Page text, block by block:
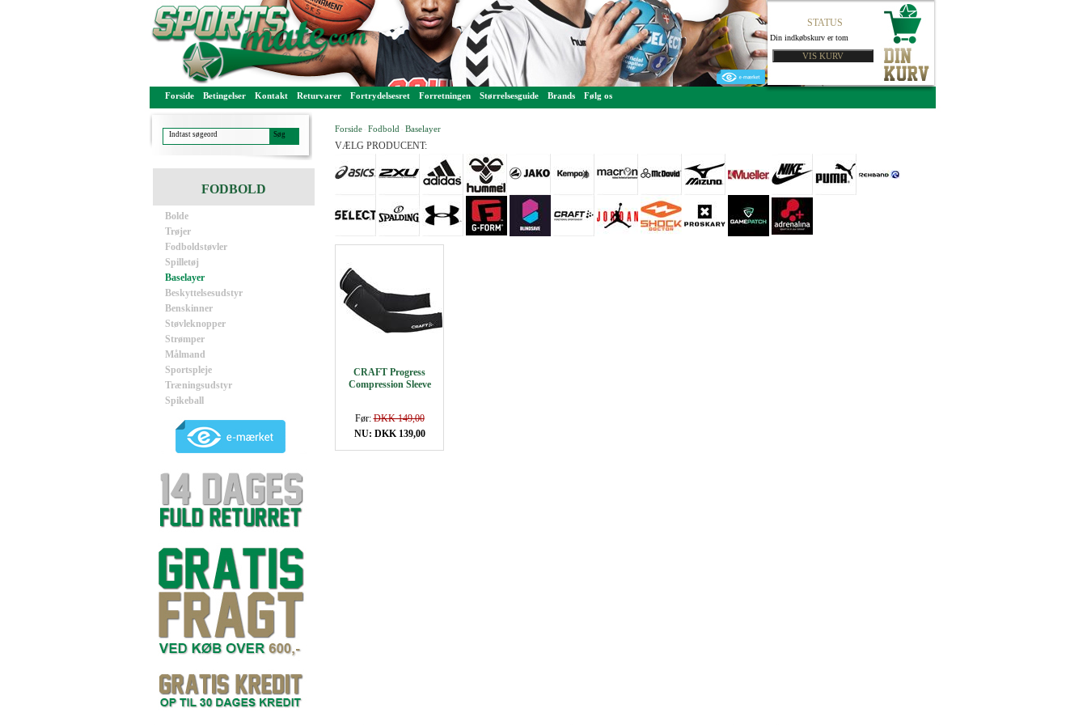
STATUS
Din indkøbskurv er tom
Forside Betingelser Kontakt Returvarer Fortrydelsesret Forretningen Størrelsesguide Brands Følg os
FODBOLD
Bolde
Trøjer
Fodboldstøvler
Spilletøj
Baselayer
Beskyttelsesudstyr
Benskinner
Støvleknopper
Strømper
Målmand
Sportspleje
Træningsudstyr
Spikeball
Forside Fodbold Baselayer
VÆLG PRODUCENT:
CRAFT Progress
Compression Sleeve
Før:DKK 149,00
NU: DKK 139,00